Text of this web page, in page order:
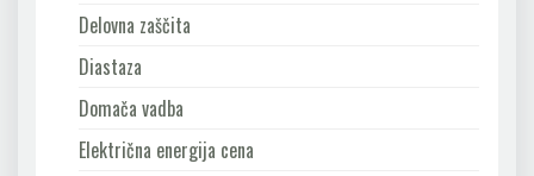
Delovna zaščita
Diastaza
Domača vadba
Električna energija cena